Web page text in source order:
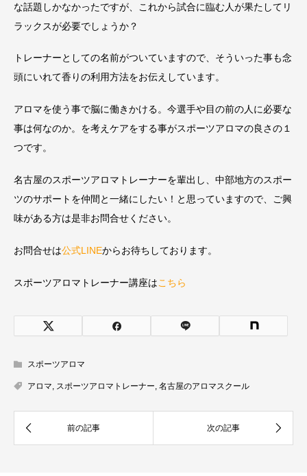
な話題しかなかったですが、これから試合に臨む人が果たしてリ
ラックスが必要でしょうか？
トレーナーとしての名前がついていますので、そういった事も念
頭にいれて香りの利用方法をお伝えしています。
アロマを使う事で脳に働きかける。今選手や目の前の人に必要な
事は何なのか。を考えケアをする事がスポーツアロマの良さの１
つです。
名古屋のスポーツアロマトレーナーを輩出し、中部地方のスポー
ツのサポートを仲間と一緒にしたい！と思っていますので、ご興
味がある方は是非お問合せください。
お問合せは公式LINEからお待ちしております。
スポーツアロマトレーナー講座はこちら
スポーツアロマ
アロマ スポーツアロマトレーナー 名古屋のアロマスクール